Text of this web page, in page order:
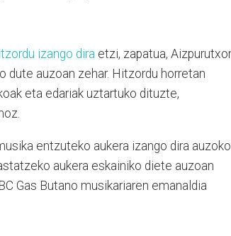
izango dira etzi, zapatua,
dute auzoan zehar. Hitzordu horretan
eta edariak uztartuko dituzte,
entzuteko aukera izango dira auzoko
aukera eskainiko diete auzoan
Gas Butano musikariaren emanaldia